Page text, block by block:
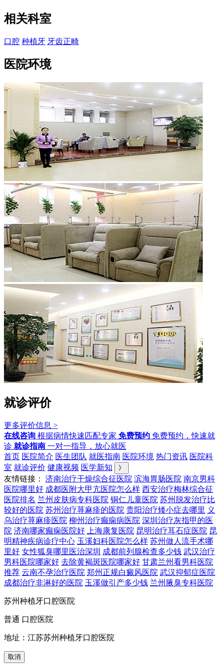
相关科室
口腔 种植牙 牙齿正畸
医院环境
就诊评价
更多评价信息 >
在线咨询 根据病情快速匹配专家 免费预约 免费预约，快速就
诊 就诊指南 一对一指导，放心就医
首页 医院简介 医生团队 就医指南 医院环境 热门资讯 医院科
室 就诊评价 健康视频 医学新知 》
友情链接： 济南治疗干燥综合征医院 滨海胃肠医院 南京男科
医院哪里好 成都医附大甲亢医院怎么样 西安治疗梅林综合征
医院排名 兰州皮肤病专科医院 铜仁儿童医院 苏州脱发治疗比
较好的医院 苏州治疗荨麻疹的医院 贵阳治疗矮小症去哪里 义
乌治疗荨麻疹医院 柳州治疗癫痫病医院 深圳治疗灰指甲的医
院 济南哪家癫痫医院好 上海康复医院 昆明治疗耳石症医院 昆
明精神疾病诊疗中心 玉溪妇科医院怎么样 苏州做人流手术哪
里好 女性狐臭哪里医治深圳 成都前列腺检查多少钱 武汉治疗
男科医院哪家好 去除黄褐斑医院哪家好 甘肃兰州看男科医院
推荐 云南不孕治疗医院 郑州正规白癜风医院 武汉抑郁症医院
成都治疗非淋好的医院 玉溪做引产多少钱 兰州腋臭专科医院
苏州种植牙口腔医院
普通 口腔医院
地址：江苏苏州种植牙口腔医院
取消